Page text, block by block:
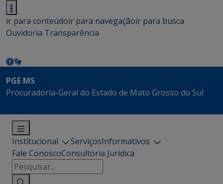
ir para conteúdoir para navegaçãoir para busca
Ouvidoria Transparência
PGE MS
Procuradoria-Geral do Estado de Mato Grosso do Sul
Institucional ServiçosInformativos
Fale ConoscoConsultoria Jurídica
Pesquisar
por: